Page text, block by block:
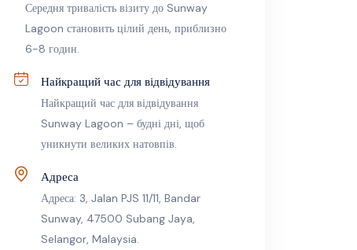
Середня тривалість візиту до Sunway
Lagoon становить цілий день, приблизно
6-8 годин.
Найкращий час для відвідування
Найкращий час для відвідування
Sunway Lagoon – будні дні, щоб
уникнути великих натовпів.
Адреса
Адреса: 3, Jalan PJS 11/11, Bandar
Sunway, 47500 Subang Jaya,
Selangor, Malaysia.